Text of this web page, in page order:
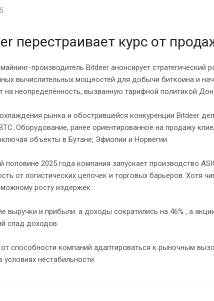
перестраивает курс от
производитель Bitdeer анонсирует стратегический
вычислительных мощностей для добычи биткоина и
на неопределённость, вызванную тарифной политикой
рынка и обострившейся конкуренции Bitdeer
Оборудование, ранее ориентированное на продажу
объекты в Бутане, Эфиопии и Норвегии.
половине 2025 года компания запускает производство
от логистических цепочек и торговых барьеров. Хотя
росту издержек.
выручки и прибыли: а доходы сократились на 46% , а
спад доходов.
способности компаний адаптироваться к рыночным
нестабильности.